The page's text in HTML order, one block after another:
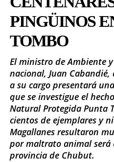
PINGÜINOS
TOMBO
El ministro de Ambiente
nacional, Juan
a su cargo presentará
que se investigue el
Natural Protegida Punta
cientos de ejemplares y
Magallanes resultaron
por maltrato animal será
provincia de Chubut.